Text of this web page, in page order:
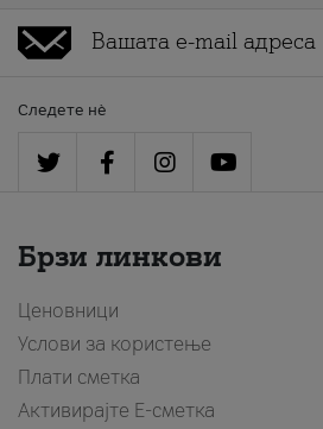
Следете нè
Брзи линкови
Ценовници
Услови за користење
Плати сметка
Активирајте Е-сметка